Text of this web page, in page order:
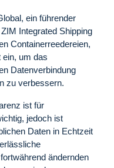
ein führender
Integrated Shipping
Containerreedereien,
ein, um das
Datenverbindung
zu verbessern.
ist für
jedoch ist
Daten in Echtzeit
ändernden